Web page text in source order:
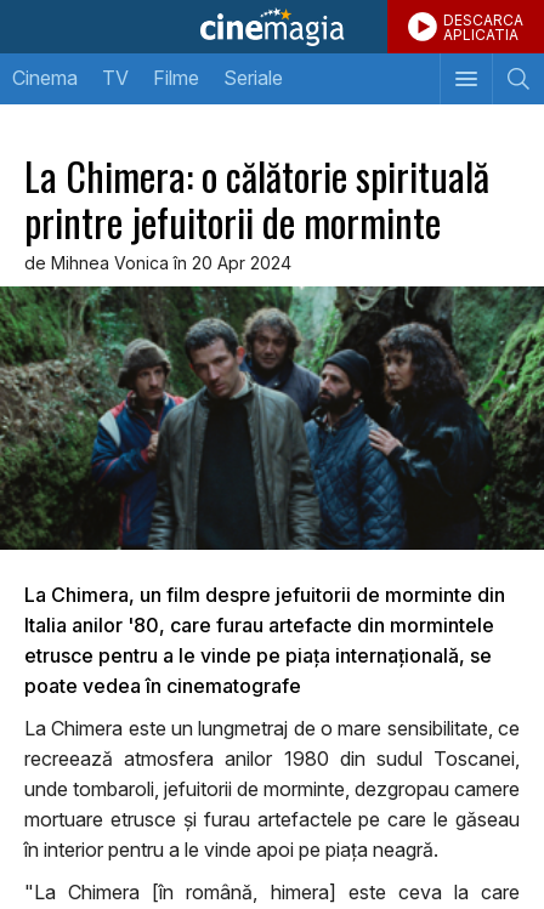
DESCARCA
APLICATIA
Cinema TV Filme Seriale
La Chimera: o călătorie spirituală
printre jefuitorii de morminte
de Mihnea Vonica în 20 Apr 2024
La Chimera, un film despre jefuitorii de morminte din
Italia anilor '80, care furau artefacte din mormintele
etrusce pentru a le vinde pe piața internațională, se
poate vedea în cinematografe
La Chimera este un lungmetraj de o mare sensibilitate, ce
recreează atmosfera anilor 1980 din sudul Toscanei,
unde tombaroli, jefuitorii de morminte, dezgropau camere
mortuare etrusce și furau artefactele pe care le găseau
în interior pentru a le vinde apoi pe piața neagră.
"La Chimera [în română, himera] este ceva la care